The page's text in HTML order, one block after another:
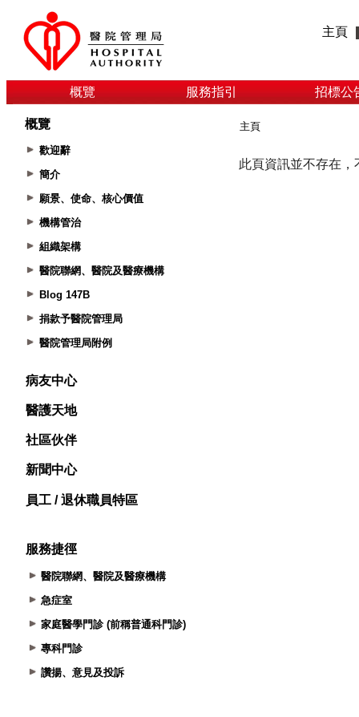
主頁
概覽 服務指引 招標公
概覽
歡迎辭
簡介
願景、使命、核心價值
機構管治
組織架構
醫院聯網、醫院及醫療機構
Blog 147B
捐款予醫院管理局
醫院管理局附例
病友中心
醫護天地
社區伙伴
新聞中心
員工 / 退休職員特區
服務捷徑
醫院聯網、醫院及醫療機構
急症室
家庭醫學門診 (前稱普通科門診)
專科門診
讚揚、意見及投訴
主頁